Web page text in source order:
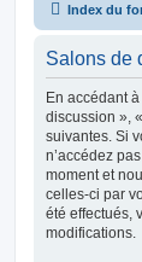
Index du
Salons de
En accédant
discussion »,
suivantes. Si
n’accédez
moment et
celles-ci par
été effectués,
modifications.